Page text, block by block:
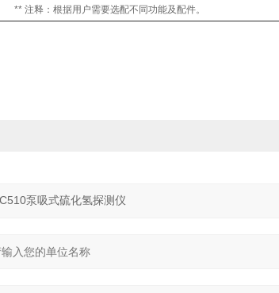
** 注释：根据用户需要选配不同功能及配件。